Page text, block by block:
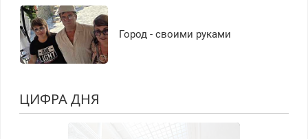
Город - своими руками
ЦИФРА ДНЯ